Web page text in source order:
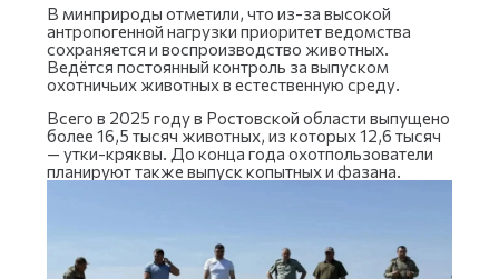
В минприроды отметили, что из-за высокой
антропогенной нагрузки приоритет ведомства
сохраняется и воспроизводство животных.
Ведётся постоянный контроль за выпуском
охотничьих животных в естественную среду.
Всего в 2025 году в Ростовской области выпущено
более 16,5 тысяч животных, из которых 12,6 тысяч
— утки-кряквы. До конца года охотпользователи
планируют также выпуск копытных и фазана.